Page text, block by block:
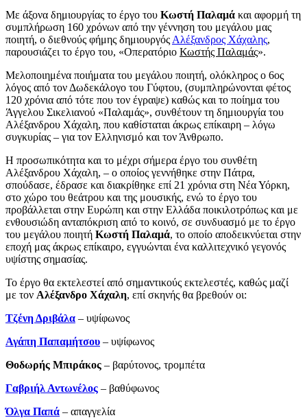
Με άξονα δημιουργίας το έργο του Κωστή Παλαμά και αφορμή τη
συμπλήρωση 160 χρόνων από την γέννηση του μεγάλου μας
ποιητή, ο διεθνούς φήμης δημιουργός Αλέξανδρος Χάχαλης,
παρουσιάζει το έργο του, «Οπερατόριο Κωστής Παλαμάς».
Μελοποιημένα ποιήματα του μεγάλου ποιητή, ολόκληρος ο 6ος
λόγος από τον Δωδεκάλογο του Γύφτου, (συμπληρώνονται φέτος
120 χρόνια από τότε που τον έγραψε) καθώς και το ποίημα του
Άγγελου Σικελιανού «Παλαμάς», συνθέτουν τη δημιουργία του
Αλέξανδρου Χάχαλη, που καθίσταται άκρως επίκαιρη – λόγω
συγκυρίας – για τον Ελληνισμό και τον Άνθρωπο.
Η προσωπικότητα και το μέχρι σήμερα έργο του συνθέτη
Αλέξανδρου Χάχαλη, – ο οποίος γεννήθηκε στην Πάτρα,
σπούδασε, έδρασε και διακρίθηκε επί 21 χρόνια στη Νέα Υόρκη,
στο χώρο του θεάτρου και της μουσικής, ενώ το έργο του
προβάλλεται στην Ευρώπη και στην Ελλάδα ποικιλοτρόπως και με
ενθουσιώδη ανταπόκριση από το κοινό, σε συνδυασμό με το έργο
του μεγάλου ποιητή Κωστή Παλαμά, το οποίο αποδεικνύεται στην
εποχή μας άκρως επίκαιρο, εγγυώνται ένα καλλιτεχνικό γεγονός
υψίστης σημασίας.
Το έργο θα εκτελεστεί από σημαντικούς εκτελεστές, καθώς μαζί
με τον Αλέξανδρο Χάχαλη, επί σκηνής θα βρεθούν οι:
Τζένη Δριβάλα – υψίφωνος
Αγάπη Παπαμήτσου – υψίφωνος
Θοδωρής Μπιράκος – βαρύτονος, τρομπέτα
Γαβριήλ Αντωνέλος – βαθύφωνος
Όλγα Παπά – απαγγελία